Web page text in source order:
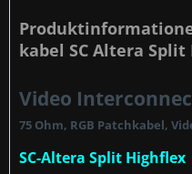
kabel SC Altera
Video
75 Ohm, RGB Patchkabel,
SC-Altera Split Highflex